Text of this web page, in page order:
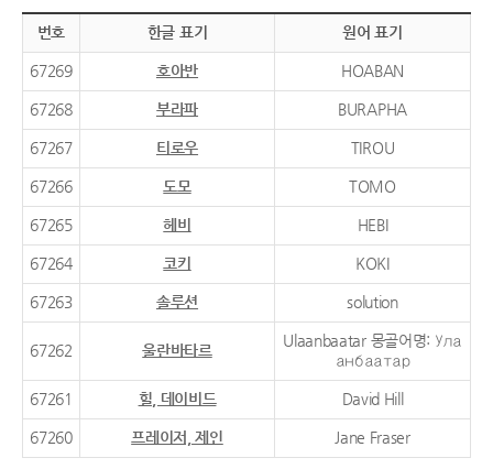
번호 한글 표기 원어 표기
67269 호아반 HOABAN
67268 부라파 BURAPHA
67267 티로우 TIROU
67266 도모 TOMO
67265 헤비 HEBI
67264 코키 KOKI
67263 솔루션 solution
67262 울란바타르
Ulaanbaatar 몽골어명: Ула
анбаатар
67261 힐, 데이비드 David Hill
67260 프레이저, 제인 Jane Fraser